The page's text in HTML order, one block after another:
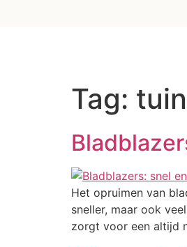
Tag: tuin
Het opruimen van
sneller, maar ook
zorgt voor een altijd